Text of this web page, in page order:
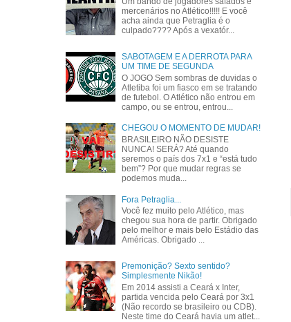
mercenários no Atlético!!!!! E você
acha ainda que Petraglia é o
culpado???? Após a vexatór...
SABOTAGEM E A DERROTA PARA
UM TIME DE SEGUNDA
O JOGO Sem sombras de duvidas o
Atletiba foi um fiasco em se tratando
de futebol. O Atlético não entrou em
campo, ou se entrou, entrou...
CHEGOU O MOMENTO DE MUDAR!
BRASILEIRO NÃO DESISTE
NUNCA! SERÁ? Até quando
seremos o país dos 7x1 e “está tudo
bem”? Por que mudar regras se
podemos muda...
Fora Petraglia...
Você fez muito pelo Atlético, mas
chegou sua hora de partir. Obrigado
pelo melhor e mais belo Estádio das
Américas. Obrigado ...
Premonição? Sexto sentido?
Simplesmente Nikão!
Em 2014 assisti a Ceará x Inter,
partida vencida pelo Ceará por 3x1
(Não recordo se brasileiro ou CDB).
Neste time do Ceará havia um atlet...